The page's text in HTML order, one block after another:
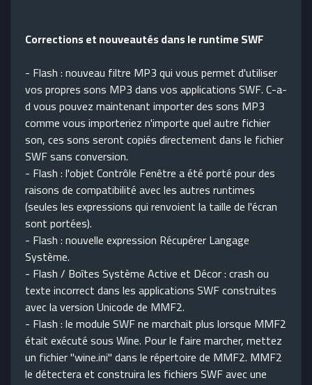
Corrections et nouveautés dans le runtime SWF
- Flash : nouveau filtre MP3 qui vous permet d'utiliser
vos propres sons MP3 dans vos applications SWF. C-a-
d vous pouvez maintenant importer des sons MP3
comme vous importeriez n'importe quel autre fichier
son, ces sons seront copiés directement dans le fichier
SWF sans conversion.
- Flash : l'objet Contrôle Fenêtre a été porté pour des
raisons de compatibilité avec les autres runtimes
(seules les expressions qui renvoient la taille de l'écran
sont portées).
- Flash : nouvelle expression Récupérer Langage
Système.
- Flash / Boîtes Système Active et Décor : crash ou
texte incorrect dans les applications SWF construites
avec la version Unicode de MMF2.
- Flash : le module SWF ne marchait plus lorsque MMF2
était exécuté sous Wine. Pour le faire marcher, mettez
un fichier "wine.ini" dans le répertoire de MMF2. MMF2
le détectera et construira les fichiers SWF avec une